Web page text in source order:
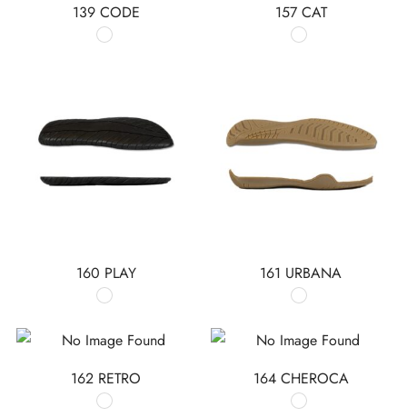
139 CODE 157 CAT
160 PLAY 161 URBANA
162 RETRO 164 CHEROCA